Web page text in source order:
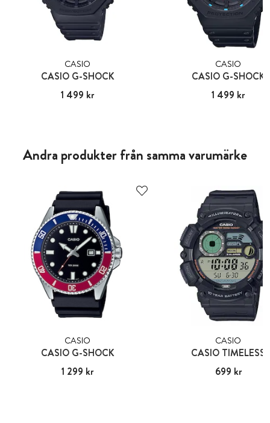
CASIO
CASIO G-SHOCK
Pris :1 499 kr
1 499 kr
CASIO
CASIO G-SHOCK
Pris :1 499 kr
1 499 kr
Andra produkter från samma varumärke
CASIO
CASIO G-SHOCK
Pris :1 299 kr
1 299 kr
CASIO
CASIO TIMELESS
Pris:699 kr
699 kr